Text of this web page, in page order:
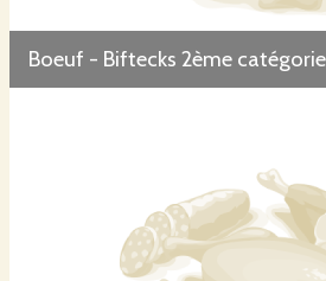
Boeuf - Biftecks 2ème